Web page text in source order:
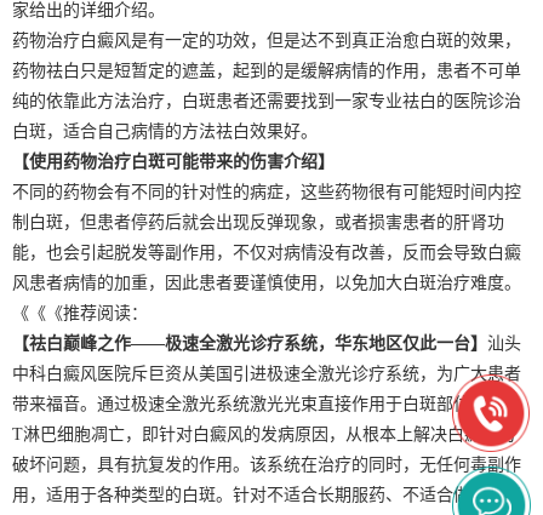
家给出的详细介绍。
药物治疗白癜风是有一定的功效，但是达不到真正治愈白斑的效果，
药物祛白只是短暂定的遮盖，起到的是缓解病情的作用，患者不可单
纯的依靠此方法治疗，白斑患者还需要找到一家专业祛白的医院诊治
白斑，适合自己病情的方法祛白效果好。
【使用药物治疗白斑可能带来的伤害介绍】
不同的药物会有不同的针对性的病症，这些药物很有可能短时间内控
制白斑，但患者停药后就会出现反弹现象，或者损害患者的肝肾功
能，也会引起脱发等副作用，不仅对病情没有改善，反而会导致白癜
风患者病情的加重，因此患者要谨慎使用，以免加大白斑治疗难度。
《《《推荐阅读：
【祛白巅峰之作——极速全激光诊疗系统，华东地区仅此一台】 汕头
中科白癜风医院斥巨资从美国引进极速全激光诊疗系统，为广大患者
带来福音。通过极速全激光系统激光光束直接作用于白斑部位，促进
T淋巴细胞凋亡，即针对白癜风的发病原因，从根本上解决白癜风的
破坏问题，具有抗复发的作用。该系统在治疗的同时，无任何毒副作
用，适用于各种类型的白斑。针对不适合长期服药、不适合做黑色素